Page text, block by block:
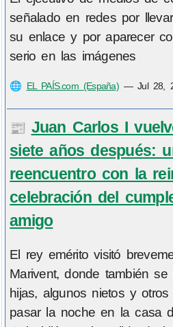
señalado en redes por
su enlace y por aparecer
serio en las imágenes
🌐 EL PAÍS.com (España)—Jul 28,
📰 Juan Carlos I
siete años después:
reencuentro con la
celebración del
amigo
El rey emérito visitó
Marivent, donde también
hijas, algunos nietos y
pasar la noche en la casa